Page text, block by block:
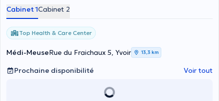
Cabinet 1Cabinet 2
Top Health & Care Center
Médi-MeuseRue du Fraichaux 5, Yvoir 13,3 km
Prochaine disponibilité Voir tout